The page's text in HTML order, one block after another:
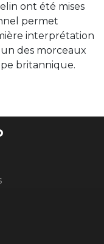
ont été mises
permet
interprétation
des morceaux
britannique.